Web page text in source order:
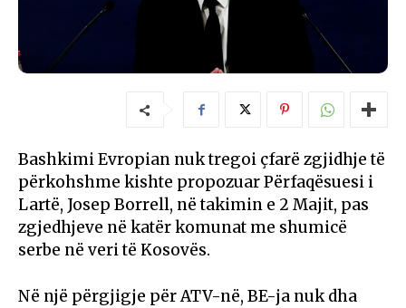
Bashkimi Evropian nuk tregoi çfarë zgjidhje të
përkohshme kishte propozuar Përfaqësuesi i
Lartë, Josep Borrell, në takimin e 2 Majit, pas
zgjedhjeve në katër komunat me shumicë
serbe në veri të Kosovës.
Në një përgjigje për ATV-në, BE-ja nuk dha